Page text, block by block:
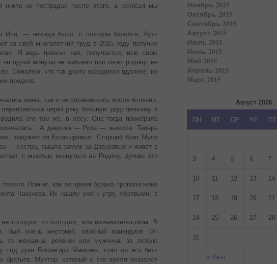
не пострадал после этого, а колосья мы
— некогда было, с голодом боролся. Чуть
за свой многолетний труд в 2015 году получил
Я ведь прожил там, получается, всю свою
ни одной минуты не забывал про свою родину, не
Сожалею, что так долго находился вдалеке, но
предков.
мама, так и не оправившись после болезни,
через реку больную родственницу в
его там же, в лесу. Она тогда промёрзла
А девочка — Роза — выжила. Теперь
замужем за Богатырёвым. Старший брат Муса
— сестра, вышла замуж за Дзауровых и живет в
с мыслью вернуться на Родину, думаю это
Помню, как во время бурана пропали жена
Чахкиева. Их нашли уже к утру, мёртвыми, в
голодом, то холодом, или измывательством. В
очень жестокий, злобный комендант. Он
то женщина, ребёнок или мужчина, за любую
под руки Висангири Манкиев, стал он его бить
Мухтар, который в это время оказался
Ноябрь 2015
Октябрь 2015
Сентябрь 2015
Август 2015
Июль 2015
Июнь 2015
Май 2015
Апрель 2015
Март 2015
Август 2026
ПН ВТ СР ЧТ ПТ
« Июн
3 4 5 6 7
10 11 12 13 14
17 18 19 20 21
24 25 26 27 28
31